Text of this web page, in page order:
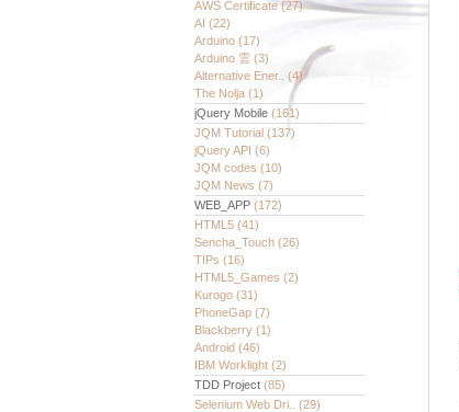
AWS Certificate(27)
AI (22)
Arduino (17)
Arduino 雲 (3)
Alternative Ener.. (4)
The Nolja (1)
jQuery Mobile (161)
JQM Tutorial (137)
jQuery API (6)
JQM codes (10)
JQM News (7)
WEB_APP (172)
HTML5 (41)
Sencha_Touch (26)
TIPs (16)
HTML5_Games (2)
Kurogo (31)
PhoneGap (7)
Blackberry (1)
Android (46)
IBM Worklight (2)
TDD Project (85)
Selenium Web Dri.. (29)